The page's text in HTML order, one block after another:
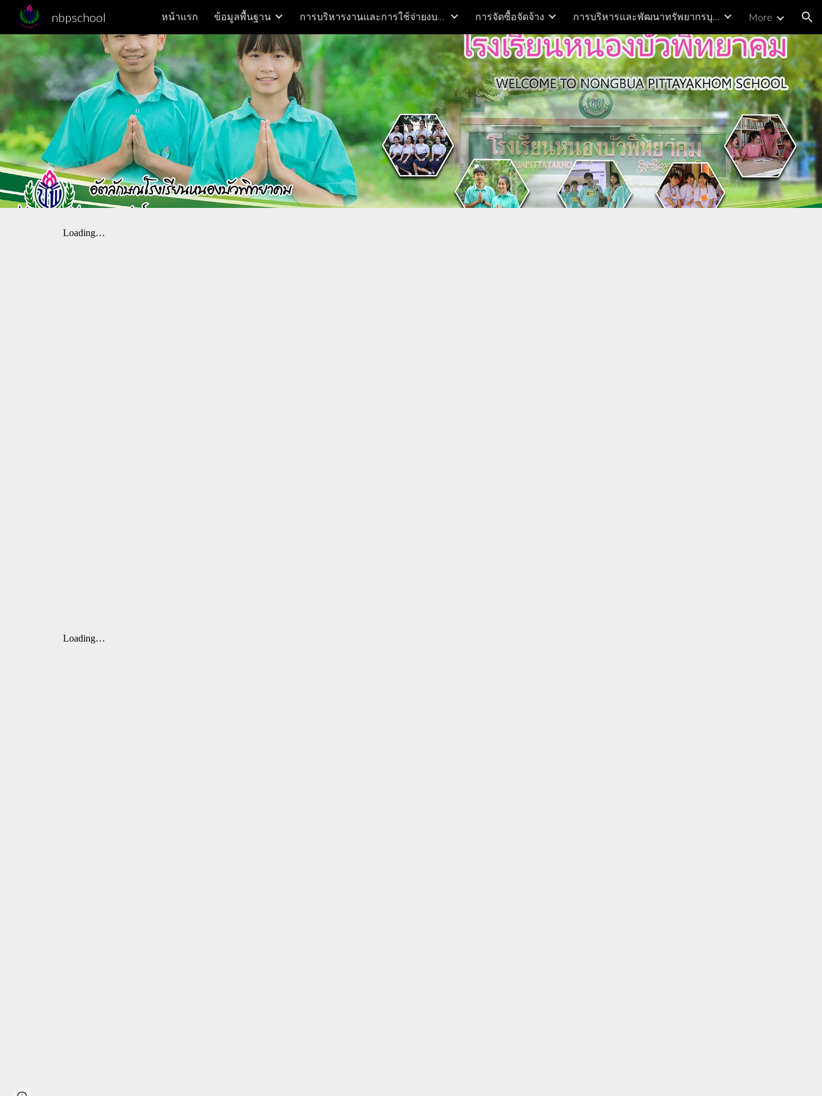
Skip to main content Skip to navigation
nbpschool หน้าแรก ข้อมูลพื้นฐาน การบริหารงานและการใช้จ่ายงบประมาณ การจัดซื้อจัดจ้าง การบริหารและพัฒนาทรัพยากรบุคคล More